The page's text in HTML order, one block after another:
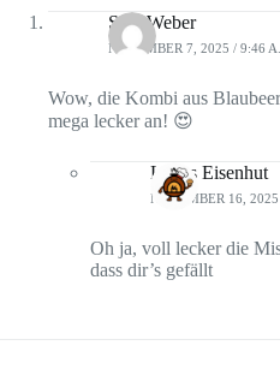
Sara Weber
NOVEMBER 7, 2025 / 9:46
Wow, die Kombi aus
mega lecker an! 😍
Lukas Eisenhut
NOVEMBER 16,
Oh ja, voll lecker die
dass dir’s gefällt